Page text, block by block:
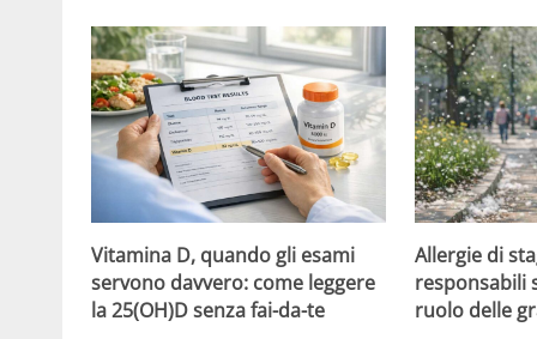
Vitamina D, quando gli esami
servono davvero: come leggere
la 25(OH)D senza fai-da-te
Allergie di
responsabili
ruolo delle